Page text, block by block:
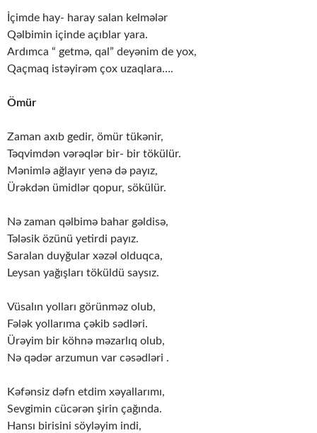
İçimde hay- haray salan kelmələr
Qəlbimin içinde açıblar yara.
Ardımca “ getmə, qal” deyənim de yox,
Qaçmaq istəyirəm çox uzaqlara….
Ömür
Zaman axıb gedir, ömür tükənir,
Təqvimdən vərəqlər bir- bir tökülür.
Mənimlə ağlayır yenə də payız,
Ürəkdən ümidlər qopur, sökülür.
Nə zaman qəlbimə bahar gəldisə,
Tələsik özünü yetirdi payız.
Saralan duyğular xəzəl olduqca,
Leysan yağışları töküldü saysız.
Vüsalın yolları görünməz olub,
Fələk yollarıma çəkib sədləri.
Ürəyim bir köhnə məzarlıq olub,
Nə qədər arzumun var cəsədləri .
Kəfənsiz dəfn etdim xəyallarımı,
Sevgimin cücərən şirin çağında.
Hansı birisini söyləyim indi,